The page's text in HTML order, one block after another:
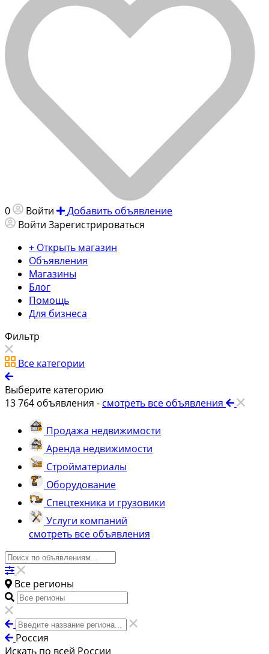
0 Войти
Добавить объявление
Войти Зарегистрироваться
+ Открыть магазин
Объявления
Магазины
Блог
Помощь
Для бизнеса
Фильтр
Все категории
Выберите категорию
13 764 объявления - смотреть все объявления
Продажа недвижимости
Аренда недвижимости
Стройматериалы
Оборудование
Спецтехника и грузовики
Услуги компаний
смотреть все объявления
Все регионы
Россия
Искать по всей России